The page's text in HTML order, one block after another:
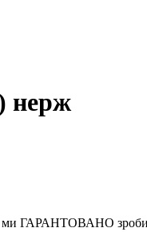
нерж
ми ГАРАНТОВАНО